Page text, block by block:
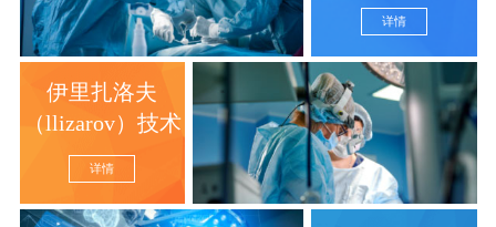
详情
伊里扎洛夫
（llizarov）技术
详情